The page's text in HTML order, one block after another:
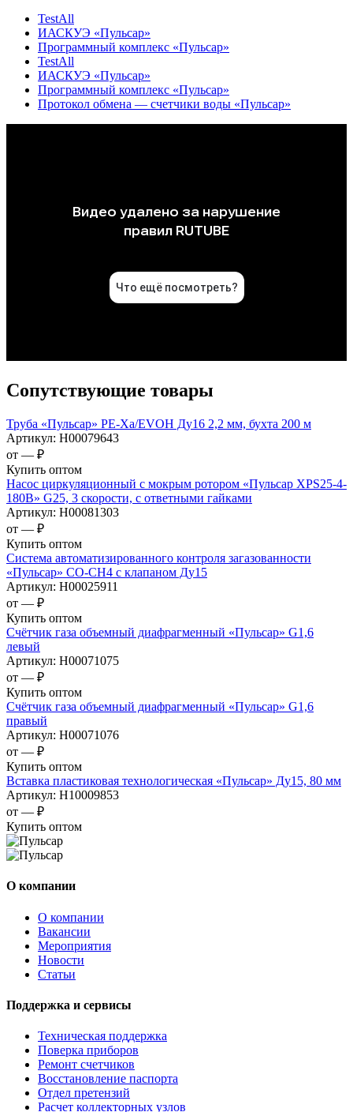
TestAll
ИАСКУЭ «Пульсар»
Программный комплекс «Пульсар»
TestAll
ИАСКУЭ «Пульсар»
Программный комплекс «Пульсар»
Протокол обмена — счетчики воды «Пульсар»
Сопутствующие товары
Труба «Пульсар» РЕ-Ха/EVOH Ду16 2,2 мм, бухта 200 м
Артикул: Н00079643
от — ₽
Купить оптом
Насос циркуляционный с мокрым ротором «Пульсар XPS25-4-
180В» G25, 3 скорости, с ответными гайками
Артикул: Н00081303
от — ₽
Купить оптом
Система автоматизированного контроля загазованности
«Пульсар» CO-CH4 c клапаном Ду15
Артикул: Н00025911
от — ₽
Купить оптом
Счётчик газа объемный диафрагменный «Пульсар» G1,6
левый
Артикул: Н00071075
от — ₽
Купить оптом
Счётчик газа объемный диафрагменный «Пульсар» G1,6
правый
Артикул: Н00071076
от — ₽
Купить оптом
Вставка пластиковая технологическая «Пульсар» Ду15, 80 мм
Артикул: Н10009853
от — ₽
Купить оптом
О компании
О компании
Вакансии
Мероприятия
Новости
Статьи
Поддержка и сервисы
Техническая поддержка
Поверка приборов
Ремонт счетчиков
Восстановление паспорта
Отдел претензий
Расчет коллекторных узлов